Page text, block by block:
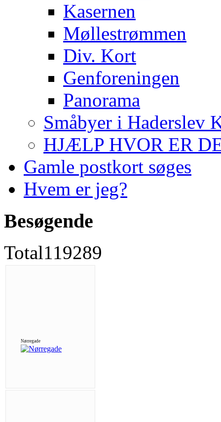
Kasernen
Møllestrømmen
Div. Kort
Genforeningen
Panorama
Småbyer i Haderslev
HJÆLP HVOR ER
Gamle postkort søges
Hvem er jeg?
Besøgende
Total119289
Nørregade